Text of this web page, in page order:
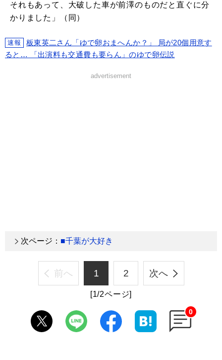
それもあって、大破した車が前澤のものだと直ぐに分
かりました」（同）
速報
板東英二さん「ゆで卵おまへんか？」 局が20個用意す
ると… 「出演料も交通費も要らん」のゆで卵伝説
advertisement
次ページ： ■千葉が大好き
前へ 1 2 次へ
[1/2ページ]
0